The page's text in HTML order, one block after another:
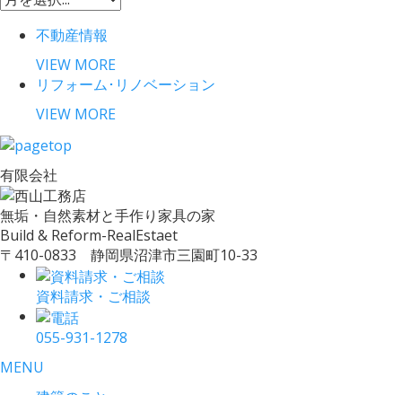
不動産情報
VIEW MORE
リフォーム･リノベーション
VIEW MORE
有限会社
無垢・自然素材と手作り家具の家
Build & Reform-RealEstaet
〒410-0833 静岡県沼津市三園町10-33
資料請求・ご相談
055-931-1278
MENU